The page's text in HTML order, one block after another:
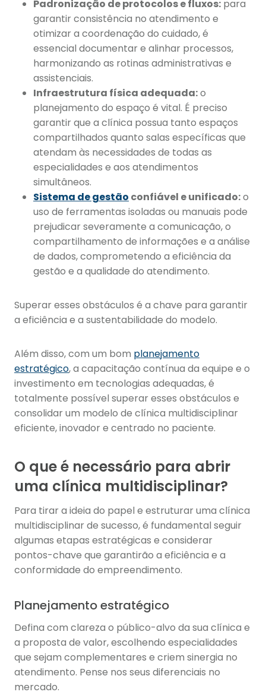
Padronização de protocolos e fluxos: para
garantir consistência no atendimento e
otimizar a coordenação do cuidado, é
essencial documentar e alinhar processos,
harmonizando as rotinas administrativas e
assistenciais.
Infraestrutura física adequada:o
planejamento do espaço é vital. É preciso
garantir que a clínica possua tanto espaços
compartilhados quanto salas específicas que
atendam às necessidades de todas as
especialidades e aos atendimentos
simultâneos.
Sistema de gestão confiável e unificado:o
uso de ferramentas isoladas ou manuais pode
prejudicar severamente a comunicação, o
compartilhamento de informações e a análise
de dados, comprometendo a eficiência da
gestão e a qualidade do atendimento.
Superar esses obstáculos é a chave para garantir
a eficiência e a sustentabilidade do modelo.
Além disso, com um bom planejamento
estratégico, a capacitação contínua da equipe e o
investimento em tecnologias adequadas, é
totalmente possível superar esses obstáculos e
consolidar um modelo de clínica multidisciplinar
eficiente, inovador e centrado no paciente.
O que é necessário para abrir
uma clínica multidisciplinar?
Para tirar a ideia do papel e estruturar uma clínica
multidisciplinar de sucesso, é fundamental seguir
algumas etapas estratégicas e considerar
pontos-chave que garantirão a eficiência e a
conformidade do empreendimento.
Planejamento estratégico
Defina com clareza o público-alvo da sua clínica e
a proposta de valor, escolhendo especialidades
que sejam complementares e criem sinergia no
atendimento. Pense nos seus diferenciais no
mercado.